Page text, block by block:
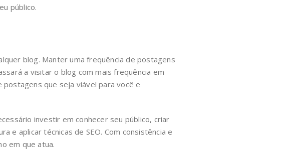
público.
blog. Manter uma frequência de postagens
a visitar o blog com mais frequência em
que seja viável para você e
investir em conhecer seu público, criar
e aplicar técnicas de SEO. Com consistência e
em que atua.